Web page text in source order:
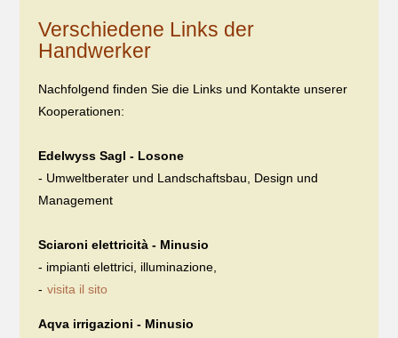
Verschiedene Links der
Handwerker
Nachfolgend finden Sie die Links und Kontakte unserer
Kooperationen:
Edelwyss Sagl - Losone
- Umweltberater und Landschaftsbau, Design und
Management
Sciaroni elettricità - Minusio
- impianti elettrici, illuminazione,
- visita il sito
Aqva irrigazioni - Minusio